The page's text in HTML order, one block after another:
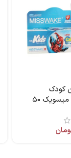
کودک
اسپایدرمن میسویک ۵۰